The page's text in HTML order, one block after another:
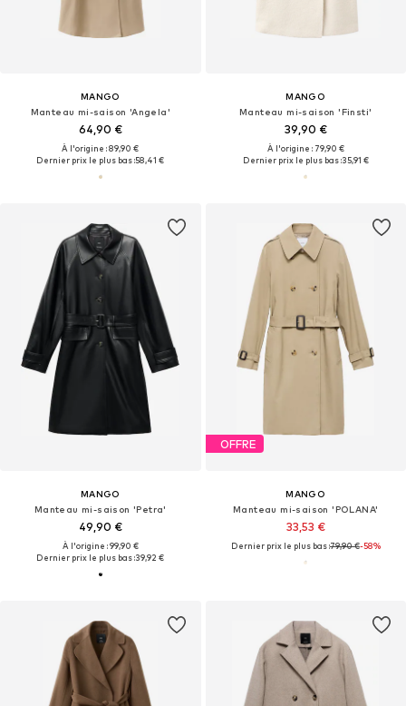
MANGO
Manteau mi-saison 'Angela'
64,90 €
À l'origine : 89,90 €
Dernier prix le plus bas :58,41 €
MANGO
Manteau mi-saison 'Finsti'
39,90 €
À l'origine : 79,90 €
Dernier prix le plus bas :35,91 €
MANGO
Manteau mi-saison 'Petra'
49,90 €
À l'origine : 99,90 €
Dernier prix le plus bas :39,92 €
OFFRE
MANGO
Manteau mi-saison 'POLANA'
33,53 €
Dernier prix le plus bas :79,90 €-58%